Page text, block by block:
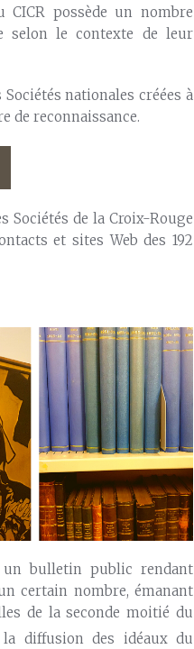
possède un nombre
selon le contexte de leur
nationales créées à
de reconnaissance.
Sociétés de la Croix-Rouge
et sites Web des 192
un bulletin public rendant
certain nombre, émanant
de la seconde moitié du
diffusion des idéaux du